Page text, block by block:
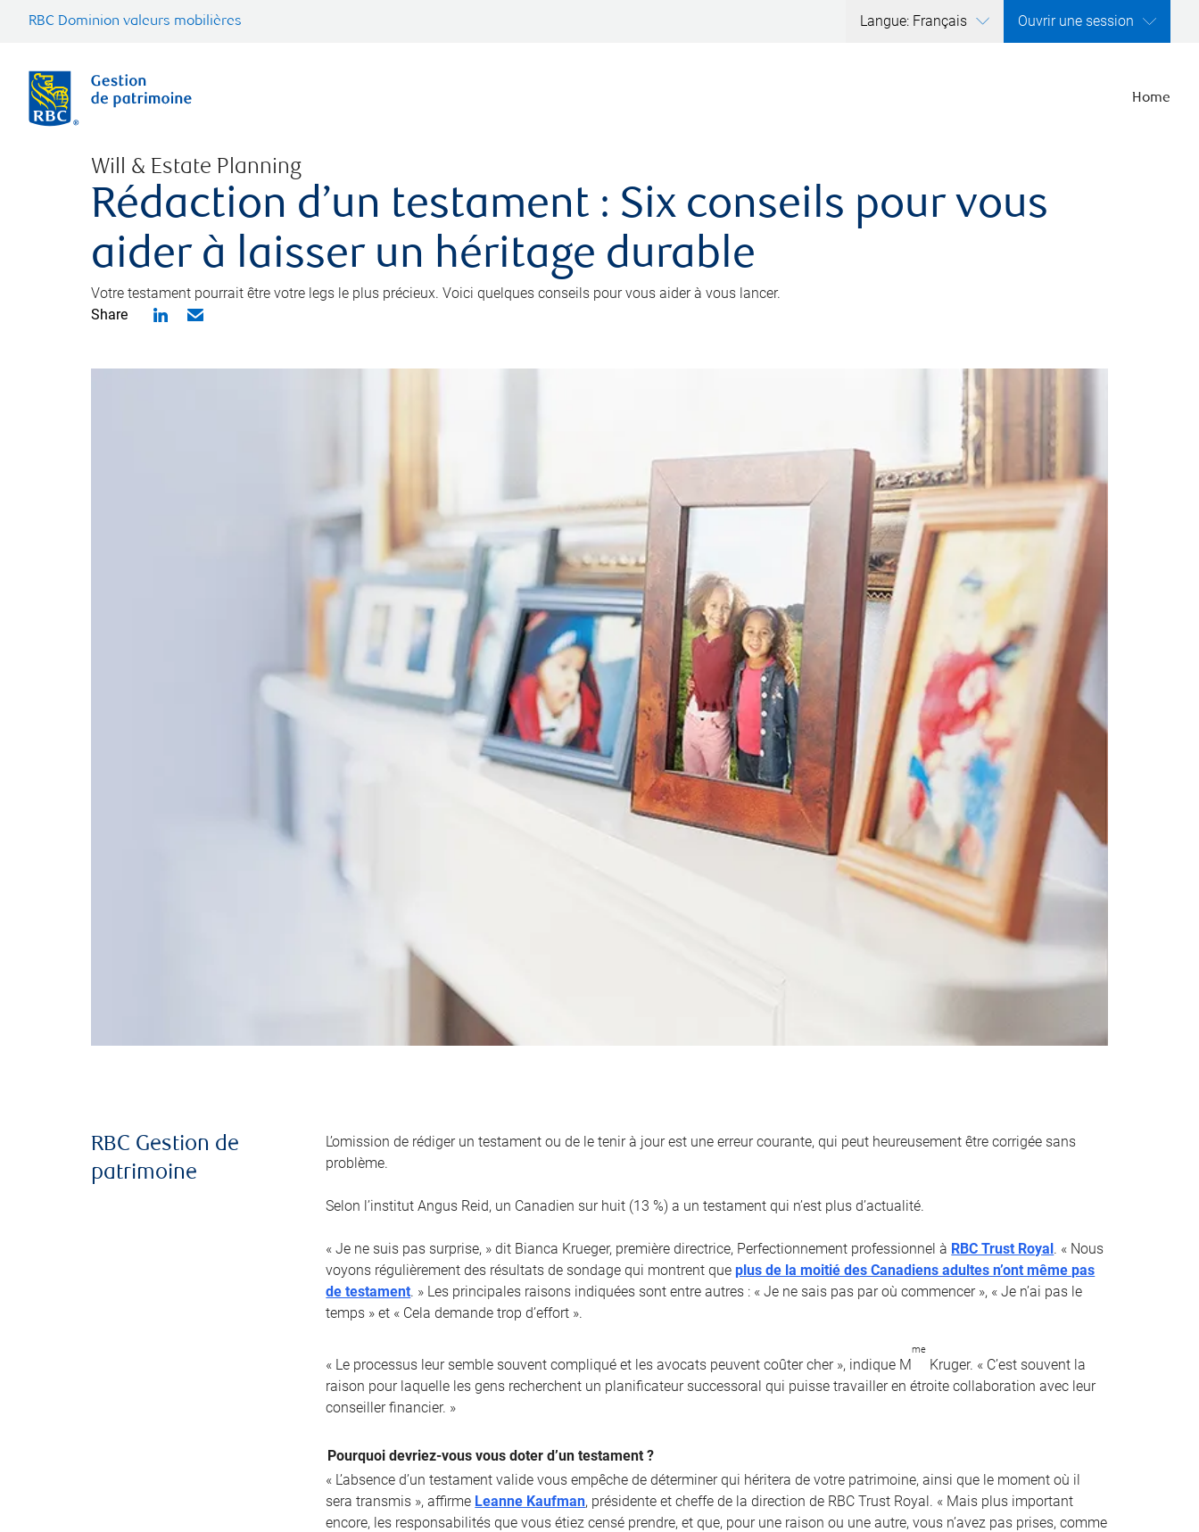
RBC Dominion valeurs mobilières Langue: Français Ouvrir une session
Home
Will & Estate Planning
Rédaction d’un testament : Six conseils pour vous
aider à laisser un héritage durable
Votre testament pourrait être votre legs le plus précieux. Voici quelques conseils pour vous aider à vous lancer.
Share
RBC Gestion de
patrimoine
L’omission de rédiger un testament ou de le tenir à jour est une erreur courante, qui peut heureusement être corrigée sans
problème.
Selon l’institut Angus Reid, un Canadien sur huit (13 %) a un testament qui n’est plus d’actualité.
« Je ne suis pas surprise, » dit Bianca Krueger, première directrice, Perfectionnement professionnel à RBC Trust Royal. « Nous
voyons régulièrement des résultats de sondage qui montrent queplus de la moitié des Canadiens adultes n’ont même pas
de testament. » Les principales raisons indiquées sont entre autres : « Je ne sais pas par où commencer », « Je n’ai pas le
temps » et « Cela demande trop d’effort ».
« Le processus leur semble souvent compliqué et les avocats peuvent coûter cher », indique M
me
Kruger. « C’est souvent la
raison pour laquelle les gens recherchent un planificateur successoral qui puisse travailler en étroite collaboration avec leur
conseiller financier. »
Pourquoi devriez-vous vous doter d’un testament ?
« L’absence d’un testament valide vous empêche de déterminer qui héritera de votre patrimoine, ainsi que le moment où il
sera transmis », affirme Leanne Kaufman, présidente et cheffe de la direction de RBC Trust Royal. « Mais plus important
encore, les responsabilités que vous étiez censé prendre, et que, pour une raison ou une autre, vous n’avez pas prises, comme